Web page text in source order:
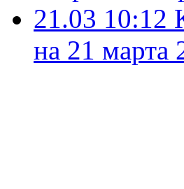
21.03 10:12
на 21 марта